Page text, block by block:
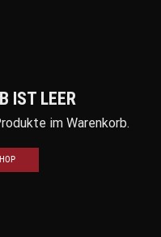
IST LEER
im Warenkorb.